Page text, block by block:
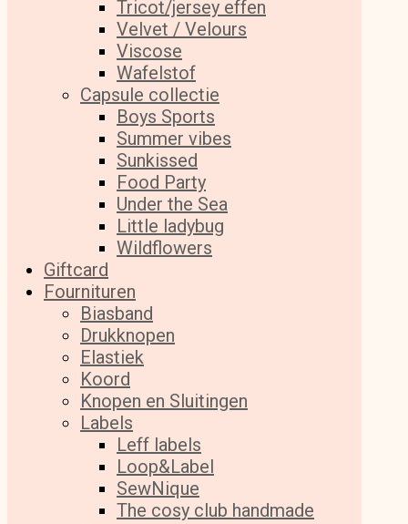
Tricot/jersey effen
Velvet / Velours
Viscose
Wafelstof
Capsule collectie
Boys Sports
Summer vibes
Sunkissed
Food Party
Under the Sea
Little ladybug
Wildflowers
Giftcard
Fournituren
Biasband
Drukknopen
Elastiek
Koord
Knopen en Sluitingen
Labels
Leff labels
Loop&Label
SewNique
The cosy club handmade